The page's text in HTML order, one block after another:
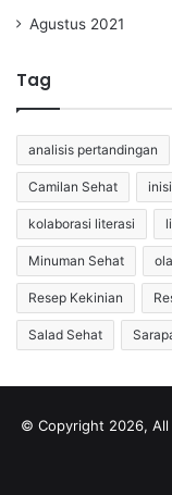
Agustus 2021
Tag
analisis pertandingan
Camilan Sehat
kolaborasi literasi
Minuman Sehat
Resep Kekinian
Salad Sehat
© Copyright 2026,